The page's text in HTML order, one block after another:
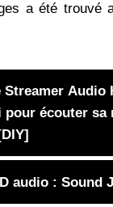
a été trouvé
Streamer Audio
pour écouter sa
audio : Sound